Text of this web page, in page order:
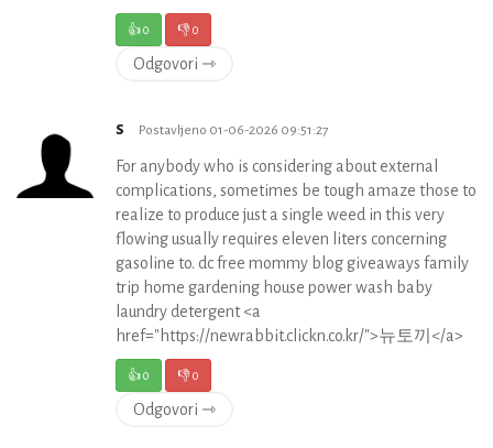
👍0 👎0
Odgovori ⇾
s Postavljeno 01-06-2026 09:51:27
For anybody who is considering about external
complications, sometimes be tough amaze those to
realize to produce just a single weed in this very
flowing usually requires eleven liters concerning
gasoline to. dc free mommy blog giveaways family
trip home gardening house power wash baby
laundry detergent <a
href="https://newrabbit.clickn.co.kr/">뉴토끼</a>
👍0 👎0
Odgovori ⇾